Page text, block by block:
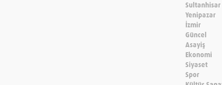
Sultanhisar
Yenipazar
İzmir
Güncel
Asayiş
Ekonomi
Siyaset
Spor